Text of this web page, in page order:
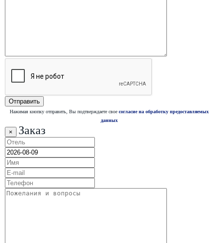
Нажимая кнопку отправить, Вы подтверждаете свое согласие на обработку предоставляемых
данных
× Заказ